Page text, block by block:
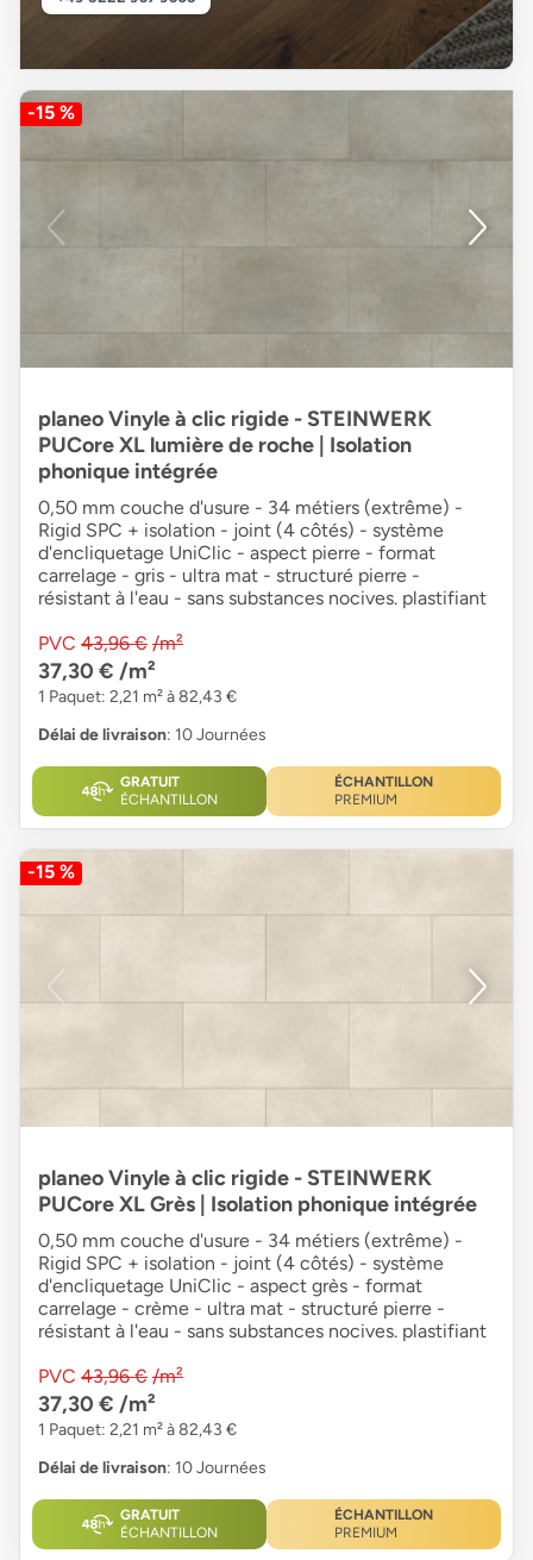
-15 %
planeo Vinyle à clic rigide - STEINWERK
PUCore XL lumière de roche | Isolation
phonique intégrée
0,50 mm couche d'usure - 34 métiers (extrême) -
Rigid SPC + isolation - joint (4 côtés) - système
d'encliquetage UniClic - aspect pierre - format
carrelage - gris - ultra mat - structuré pierre -
résistant à l'eau - sans substances nocives. plastifiant
PVC 43,96 € /m²
37,30 € /m²
1 Paquet: 2,21 m² à 82,43 €
Délai de livraison: 10 Journées
GRATUIT
ÉCHANTILLON
ÉCHANTILLON
PREMIUM
-15 %
planeo Vinyle à clic rigide - STEINWERK
PUCore XL Grès | Isolation phonique intégrée
0,50 mm couche d'usure - 34 métiers (extrême) -
Rigid SPC + isolation - joint (4 côtés) - système
d'encliquetage UniClic - aspect grès - format
carrelage - crème - ultra mat - structuré pierre -
résistant à l'eau - sans substances nocives. plastifiant
PVC 43,96 € /m²
37,30 € /m²
1 Paquet: 2,21 m² à 82,43 €
Délai de livraison: 10 Journées
GRATUIT
ÉCHANTILLON
ÉCHANTILLON
PREMIUM